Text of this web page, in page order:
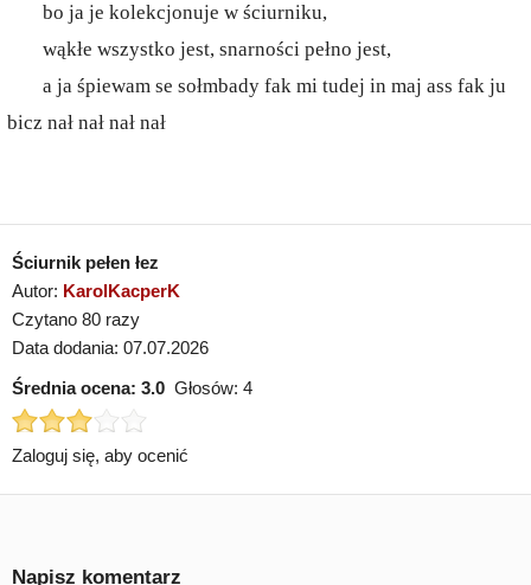
bo ja je kolekcjonuje w ściurniku,
wąkłe wszystko jest, snarności pełno jest,
a ja śpiewam se sołmbady fak mi tudej in maj ass fak ju
bicz nał nał nał nał
Ściurnik pełen łez
Autor: KarolKacperK
Czytano 80 razy
Data dodania: 07.07.2026
Średnia ocena: 3.0 Głosów: 4
Zaloguj się, aby ocenić
Napisz komentarz